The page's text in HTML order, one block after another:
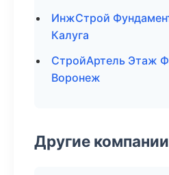
ИнжСтрой
Калуга
СтройАртель Этаж
Воронеж
Другие компании